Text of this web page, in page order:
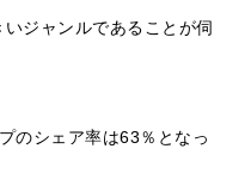
ジャンルであることが伺
のシェア率は63％となっ